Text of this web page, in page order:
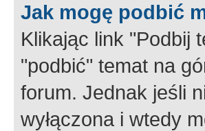
Jak mogę podbić
Klikając link "Podbij
"podbić" temat na
forum. Jednak jeśli
wyłączona i wtedy